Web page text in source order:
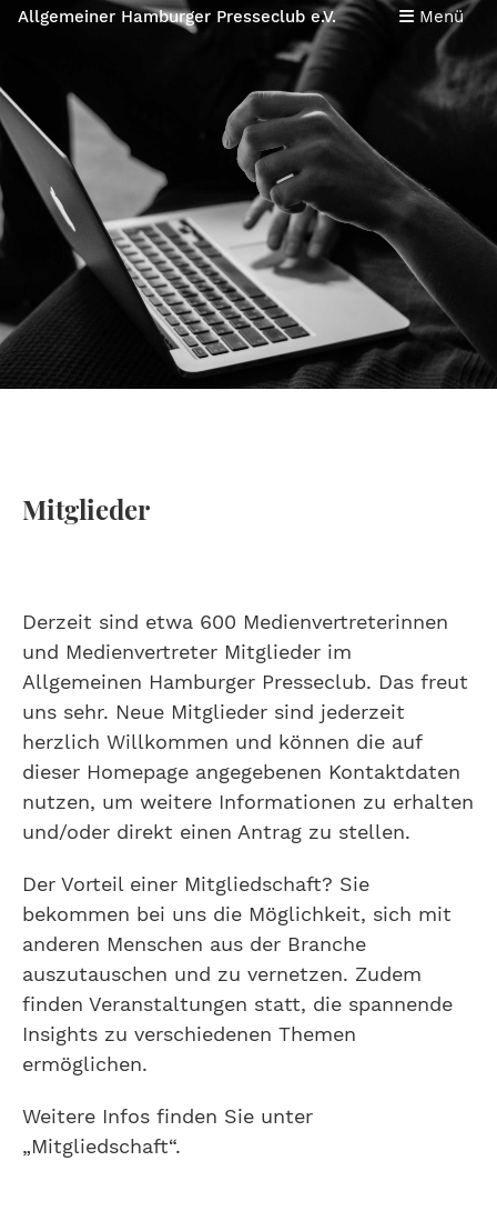
Allgemeiner Hamburger Presseclub e.V. Menü
Mitglieder
Derzeit sind etwa 600 Medienvertreterinnen
und Medienvertreter Mitglieder im
Allgemeinen Hamburger Presseclub. Das freut
uns sehr. Neue Mitglieder sind jederzeit
herzlich Willkommen und können die auf
dieser Homepage angegebenen Kontaktdaten
nutzen, um weitere Informationen zu erhalten
und/oder direkt einen Antrag zu stellen.
Der Vorteil einer Mitgliedschaft? Sie
bekommen bei uns die Möglichkeit, sich mit
anderen Menschen aus der Branche
auszutauschen und zu vernetzen. Zudem
finden Veranstaltungen statt, die spannende
Insights zu verschiedenen Themen
ermöglichen.
Weitere Infos finden Sie unter
„Mitgliedschaft“.